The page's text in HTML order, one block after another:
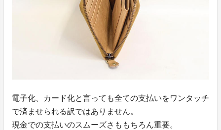
電子化、カード化と言っても全ての支払いをワンタッチ
で済ませられる訳ではありません。
現金での支払いのスムーズさももちろん重要。